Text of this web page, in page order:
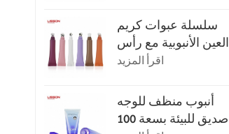
سلسلة عبوات كريم
العين الأنبوبية مع رأس
التطبيق
اقرأ المزيد
أنبوب منظف للوجه
صديق للبيئة بسعة 100